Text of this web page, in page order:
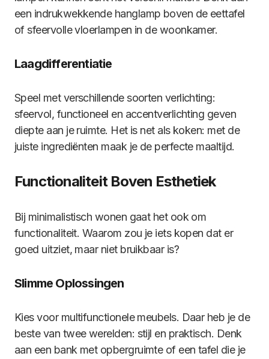
een indrukwekkende hanglamp boven de eettafel
of sfeervolle vloerlampen in de woonkamer.
Laagdifferentiatie
Speel met verschillende soorten verlichting:
sfeervol, functioneel en accentverlichting geven
diepte aan je ruimte. Het is net als koken: met de
juiste ingrediënten maak je de perfecte maaltijd.
Functionaliteit Boven Esthetiek
Bij minimalistisch wonen gaat het ook om
functionaliteit. Waarom zou je iets kopen dat er
goed uitziet, maar niet bruikbaar is?
Slimme Oplossingen
Kies voor multifunctionele meubels. Daar heb je de
beste van twee werelden: stijl en praktisch. Denk
aan een bank met opbergruimte of een tafel die je